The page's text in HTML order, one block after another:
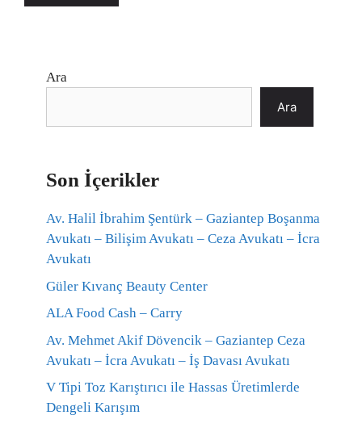
Ara
Ara
Son İçerikler
Av. Halil İbrahim Şentürk – Gaziantep Boşanma
Avukatı – Bilişim Avukatı – Ceza Avukatı – İcra
Avukatı
Güler Kıvanç Beauty Center
ALA Food Cash – Carry
Av. Mehmet Akif Dövencik – Gaziantep Ceza
Avukatı – İcra Avukatı – İş Davası Avukatı
V Tipi Toz Karıştırıcı ile Hassas Üretimlerde
Dengeli Karışım